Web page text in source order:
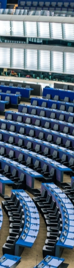
Νέα